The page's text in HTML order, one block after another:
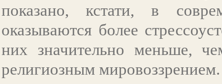
показано, кстати, в
оказываются более
них значительно меньше,
религиозным мировоззрением.